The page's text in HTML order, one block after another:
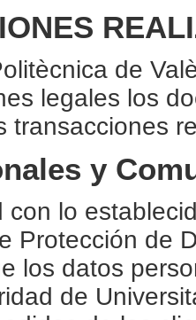
de
legales los
transacciones
y
con lo
Protección de
los datos
de